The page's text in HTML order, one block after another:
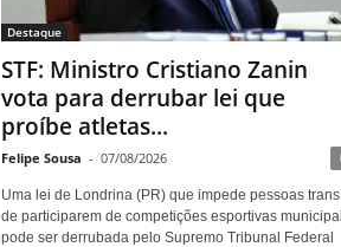
Destaque
STF: Ministro Cristiano Zanin
vota para derrubar lei que
proíbe atletas...
Felipe Sousa - 07/08/2026
Uma lei de Londrina (PR) que impede pessoas trans
de participarem de competições esportivas
pode ser derrubada pelo Supremo Tribunal Federal